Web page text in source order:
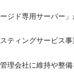
ジド専用サーバー」
ティングサービス
理会社に維持や整備